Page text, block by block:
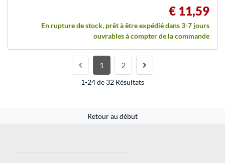
€ 11,59
En rupture de stock, prêt à être expédié dans 3-7 jours
ouvrables à compter de la commande
1 2
1-24 de 32 Résultats
Retour au début